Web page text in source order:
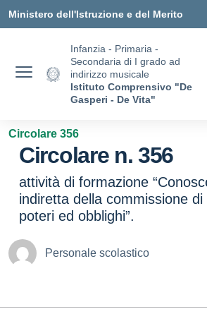
Ministero dell'Istruzione e del Merito
Infanzia - Primaria -
Secondaria di I grado ad
indirizzo musicale
Istituto Comprensivo "De
Gasperi - De Vita"
Circolare 356
Circolare n. 356
attività di formazione
indiretta della commissione di
poteri ed obblighi”.
Personale scolastico